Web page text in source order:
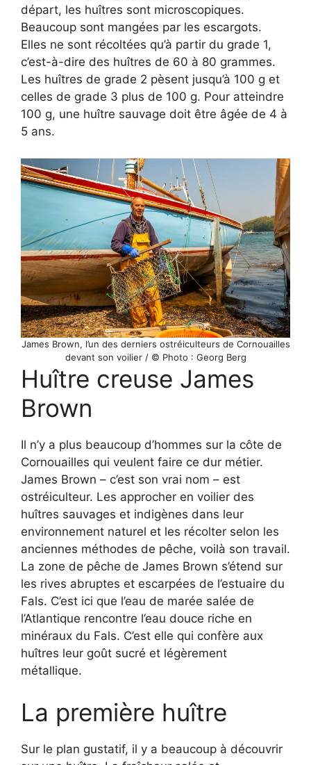
départ, les huîtres sont microscopiques.
Beaucoup sont mangées par les escargots.
Elles ne sont récoltées qu’à partir du grade 1,
c’est-à-dire des huîtres de 60 à 80 grammes.
Les huîtres de grade 2 pèsent jusqu’à 100 g et
celles de grade 3 plus de 100 g. Pour atteindre
100 g, une huître sauvage doit être âgée de 4 à
5 ans.
James Brown, l’un des derniers ostréiculteurs de Cornouailles
devant son voilier / © Photo : Georg Berg
Huître creuse James
Brown
Il n’y a plus beaucoup d’hommes sur la côte de
Cornouailles qui veulent faire ce dur métier.
James Brown – c’est son vrai nom – est
ostréiculteur. Les approcher en voilier des
huîtres sauvages et indigènes dans leur
environnement naturel et les récolter selon les
anciennes méthodes de pêche, voilà son travail.
La zone de pêche de James Brown s’étend sur
les rives abruptes et escarpées de l’estuaire du
Fals. C’est ici que l’eau de marée salée de
l’Atlantique rencontre l’eau douce riche en
minéraux du Fals. C’est elle qui confère aux
huîtres leur goût sucré et légèrement
métallique.
La première huître
Sur le plan gustatif, il y a beaucoup à découvrir